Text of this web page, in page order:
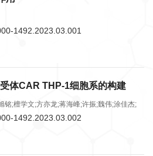
1492.2023.03.001
体CAR THP-1细胞系的构建
铭;檀学文;方亦龙;蒋海峰;许振;魏伟;涂佳杰;
1492.2023.03.002